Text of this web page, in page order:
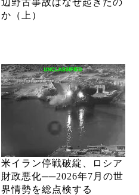
辺野古事故はなぜ起きたの
か（上）
米イラン停戦破綻、ロシア
財政悪化──2026年7月の世
界情勢を総点検する